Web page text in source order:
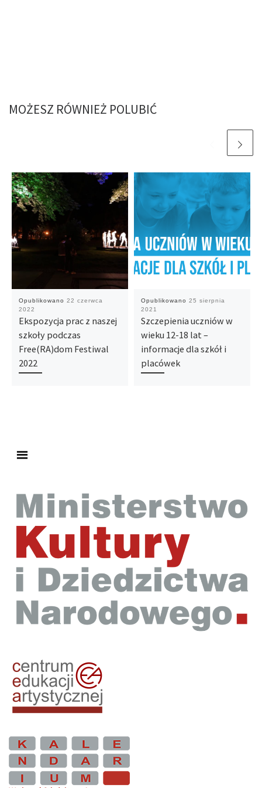
MOŻESZ RÓWNIEŻ POLUBIĆ
Opublikowano 22 czerwca
2022
Ekspozycja prac z naszej
szkoły podczas
Free(RA)dom Festiwal
2022
Opublikowano 25 sierpnia
2021
Szczepienia uczniów w
wieku 12-18 lat –
informacje dla szkół i
placówek